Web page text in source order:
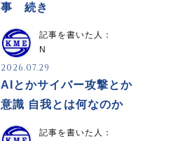
事 続き
記事を書いた人：
N
2026.07.29
AIとかサイバー攻撃とか
意識 自我とは何なのか
記事を書いた人：